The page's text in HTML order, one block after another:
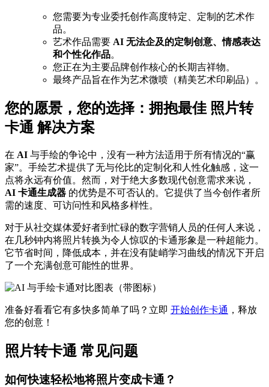
您需要为专业委托创作高度特定、定制的艺术作
品。
艺术作品需要 AI 无法企及的定制创意、情感表达
和个性化作品。
您正在为主要品牌创作核心的长期吉祥物。
最终产品旨在作为艺术微喷（精美艺术印刷品）。
您的愿景，您的选择：拥抱最佳 照片转
卡通 解决方案
在 AI 与手绘的争论中，没有一种方法适用于所有情况的“赢
家”。手绘艺术提供了无与伦比的定制化和人性化触感，这一
点将永远有价值。然而，对于绝大多数现代创意需求来说，
AI 卡通生成器 的优势是不可否认的。它提供了当今创作者所
需的速度、可访问性和风格多样性。
对于从社交媒体爱好者到忙碌的数字营销人员的任何人来说，
在几秒钟内将照片转换为令人惊叹的卡通形象是一种超能力。
它节省时间，降低成本，并在没有陡峭学习曲线的情况下开启
了一个充满创意可能性的世界。
准备好看看它有多快多简单了吗？立即 开始创作卡通 ，释放
您的创意！
照片转卡通 常见问题
如何快速轻松地将照片变成卡通？